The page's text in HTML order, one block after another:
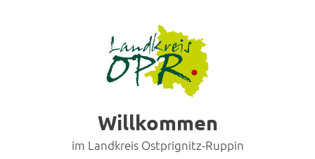
Willkommen
im Landkreis Ostprignitz-Ruppin